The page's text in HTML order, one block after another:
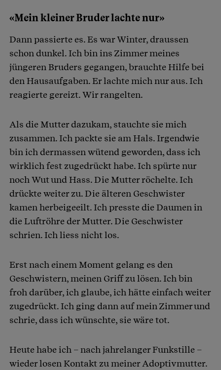
«Mein kleiner Bruder lachte nur»
Dann passierte es. Es war Winter, draussen
schon dunkel. Ich bin ins Zimmer meines
jüngeren Bruders gegangen, brauchte Hilfe bei
den Hausaufgaben. Er lachte mich nur aus. Ich
reagierte gereizt. Wir rangelten.
Als die Mutter dazukam, stauchte sie mich
zusammen. Ich packte sie am Hals. Irgendwie
bin ich dermassen wütend geworden, dass ich
wirklich fest zugedrückt habe. Ich spürte nur
noch Wut und Hass. Die Mutter röchelte. Ich
drückte weiter zu. Die älteren Geschwister
kamen herbeigeeilt. Ich presste die Daumen in
die Luftröhre der Mutter. Die Geschwister
schrien. Ich liess nicht los.
Erst nach einem Moment gelang es den
Geschwistern, meinen Griff zu lösen. Ich bin
froh darüber, ich glaube, ich hätte einfach weiter
zugedrückt. Ich ging dann auf mein Zimmer und
schrie, dass ich wünschte, sie wäre tot.
Heute habe ich – nach jahrelanger Funkstille –
wieder losen Kontakt zu meiner Adoptivmutter.